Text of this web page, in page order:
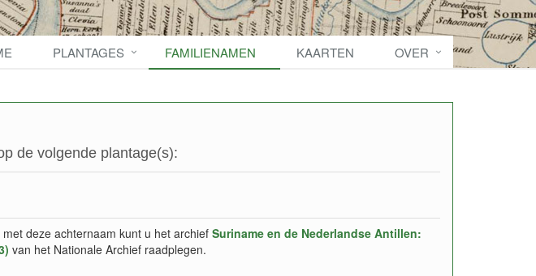
PLANTAGES FAMILIENAMEN KAARTEN OVER
de volgende plantage(s):
deze achternaam kunt u het archief Suriname en de Nederlandse Antillen:
van het Nationale Archief raadplegen.